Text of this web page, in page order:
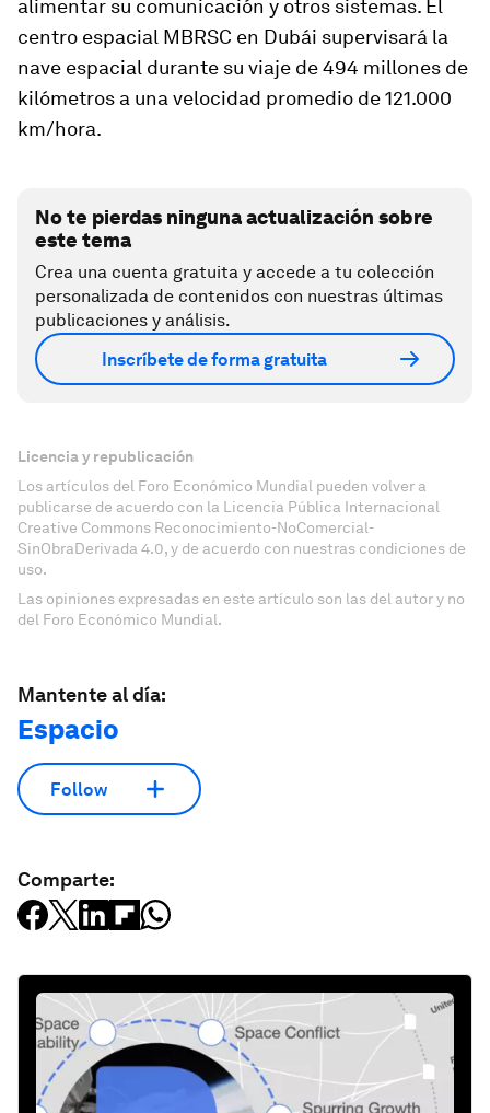
alimentar su comunicación y otros sistemas. El
centro espacial MBRSC en Dubái supervisará la
nave espacial durante su viaje de 494 millones de
kilómetros a una velocidad promedio de 121.000
km/hora.
No te pierdas ninguna actualización sobre
este tema
Crea una cuenta gratuita y accede a tu colección
personalizada de contenidos con nuestras últimas
publicaciones y análisis.
Inscríbete de forma gratuita
Licencia y republicación
Los artículos del Foro Económico Mundial pueden volver a
publicarse de acuerdo con la Licencia Pública Internacional
Creative Commons Reconocimiento-NoComercial-
SinObraDerivada 4.0, y de acuerdo con nuestras condiciones de
uso.
Las opiniones expresadas en este artículo son las del autor y no
del Foro Económico Mundial.
Mantente al día:
Espacio
Follow
Comparte: